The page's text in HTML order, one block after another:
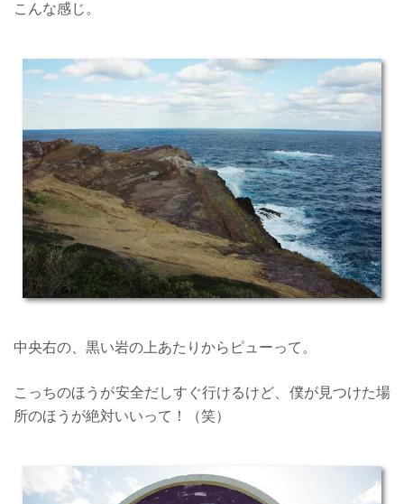
こんな感じ。
中央右の、黒い岩の上あたりからピューって。
こっちのほうが安全だしすぐ行けるけど、僕が見つけた場
所のほうが絶対いいって！（笑）